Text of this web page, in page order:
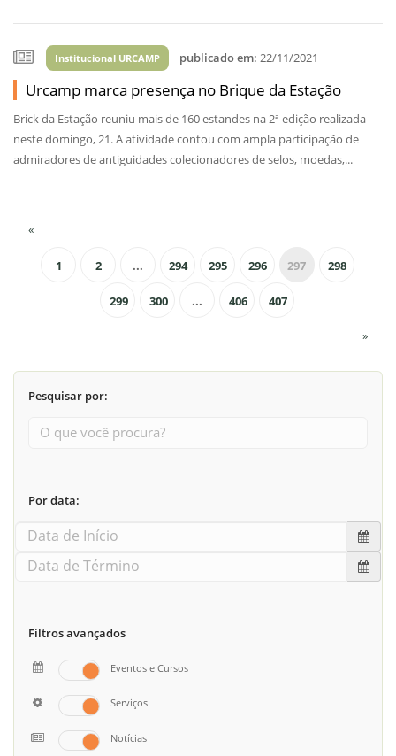
Institucional URCAMP publicado em: 22/11/2021
Urcamp marca presença no Brique da Estação
Brick da Estação reuniu mais de 160 estandes na 2ª edição realizada
neste domingo, 21. A atividade contou com ampla participação de
admiradores de antiguidades colecionadores de selos, moedas,...
«
1 2 ... 294 295 296 297 298
299 300 ... 406 407
»
Pesquisar por:
Por data:
Filtros avançados
Eventos e Cursos
Serviços
Notícias